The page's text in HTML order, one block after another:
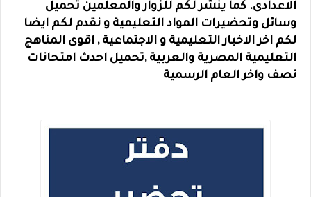
الاعدادى. كما ينشر لكم للزوار والمعلمين تحميل
وسائل وتحضيرات المواد التعليمية و نقدم لكم ايضا
لكم اخر الاخبار التعليمية و الاجتماعية , اقوى المناهج
التعليمية المصرية والعربية ,تحميل احدث امتحانات
نصف واخر العام الرسمية